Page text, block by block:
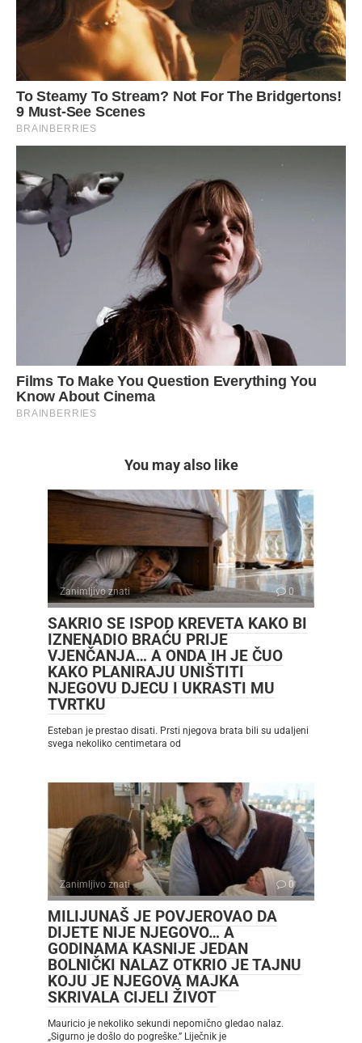
You may also like
Zanimljivo znati 0
SAKRIO SE ISPOD KREVETA KAKO BI
IZNENADIO BRAĆU PRIJE
VJENČANJA… A ONDA IH JE ČUO
KAKO PLANIRAJU UNIŠTITI
NJEGOVU DJECU I UKRASTI MU
TVRTKU
Esteban je prestao disati. Prsti njegova brata bili su udaljeni
svega nekoliko centimetara od
Zanimljivo znati 0
MILIJUNAŠ JE POVJEROVAO DA
DIJETE NIJE NJEGOVO… A
GODINAMA KASNIJE JEDAN
BOLNIČKI NALAZ OTKRIO JE TAJNU
KOJU JE NJEGOVA MAJKA
SKRIVALA CIJELI ŽIVOT
Mauricio je nekoliko sekundi nepomično gledao nalaz.
„Sigurno je došlo do pogreške.” Liječnik je